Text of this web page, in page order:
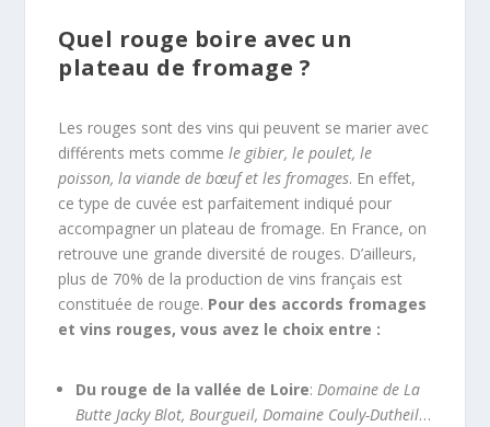
Quel rouge boire avec un
plateau de fromage ?
Les rouges sont des vins qui peuvent se marier avec
différents mets commele gibier, le poulet, le
poisson, la viande de bœuf et les fromages. En effet,
ce type de cuvée est parfaitement indiqué pour
accompagner un plateau de fromage. En France, on
retrouve une grande diversité de rouges. D’ailleurs,
plus de 70% de la production de vins français est
constituée de rouge. Pour des accords fromages
et vins rouges, vous avez le choix entre :
Du rouge de la vallée de Loire:Domaine de La
Butte Jacky Blot, Bourgueil, Domaine Couly-Dutheil…